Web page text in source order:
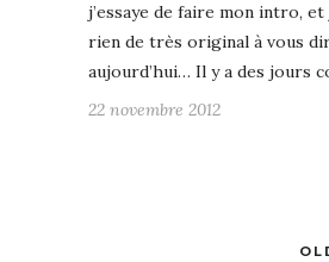
j’essaye de faire mon intro,
rien de très original à vous
aujourd’hui… Il y a des jours
22 novembre 2012